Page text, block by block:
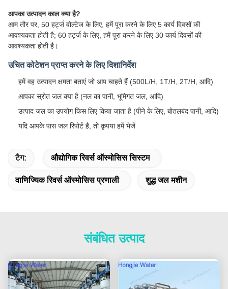
आपका उत्पादन काल क्या है?
आम तौर पर, 50 हर्ट्ज वोल्टेज के लिए, हमें पूरा करने के लिए 5 कार्य दिवसों की
आवश्यकता होती है; 60 हर्ट्ज के लिए, हमें पूरा करने के लिए 30 कार्य दिवसों की
आवश्यकता होती है।
उचित कोटेशन प्राप्त करने के लिए दिशानिर्देश
हमें वह उत्पादन क्षमता बताएं जो आप चाहते हैं (500L/H, 1T/H, 2T/H, आदि)
आपका स्रोत जल क्या है (नल का पानी, भूमिगत जल, आदि)
उत्पाद जल का उपयोग किस लिए किया जाता है (पीने के लिए, बोतलबंद पानी, आदि)
यदि आपके पास जल रिपोर्ट है, तो कृपया हमें भेजें
टैग: औद्योगिक रिवर्स ऑस्मोसिस सिस्टम
वाणिज्यिक रिवर्स ऑस्मोसिस प्रणाली शुद्ध जल मशीन
संबंधित उत्पाद